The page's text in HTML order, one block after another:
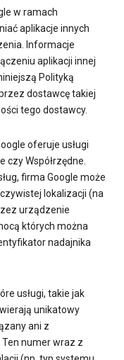
w ramach
aplikacje innych
Informacje
aplikacji innej
Polityką
dostawcę takiej
tego dostawcy.
oferuje usługi
czy Współrzędne.
firma Google może
lokalizacji (na
urządzenie
których można
nadajnika
usługi, takie jak
unikatowy
ani z
numer wraz z